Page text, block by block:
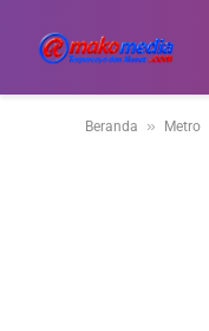
Beranda » Metro